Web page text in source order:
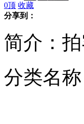
男子痛打女负责
0顶 收藏
分享到：
简介：
分类名称